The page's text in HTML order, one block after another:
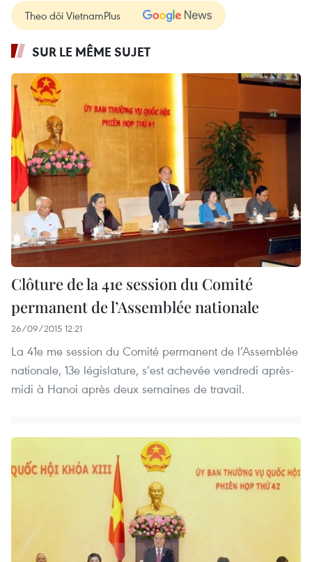
Theo dõi VietnamPlus
SUR LE MÊME SUJET
Clôture de la 41e session du Comité
permanent de l’Assemblée nationale
26/09/2015 12:21
La 41e me session du Comité permanent de l’Assemblée
nationale, 13e législature, s’est achevée vendredi après-
midi à Hanoi après deux semaines de travail.